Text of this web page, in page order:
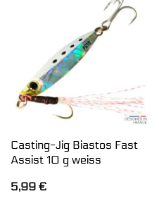
Casting-Jig Biastos Fast
Assist 10 g weiss
5,99 €